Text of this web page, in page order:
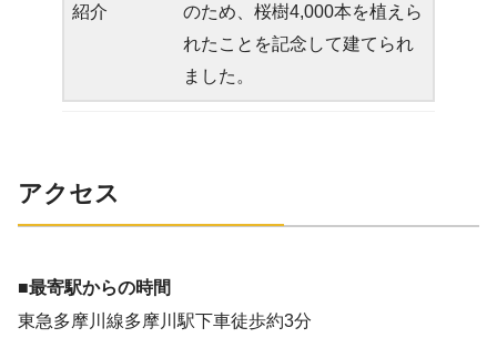
紹介
のため、桜樹4,000本を植えら
れたことを記念して建てられ
ました。
アクセス
■最寄駅からの時間
東急多摩川線多摩川駅下車徒歩約3分